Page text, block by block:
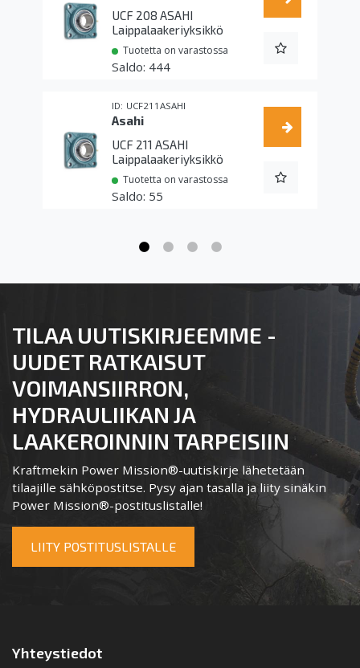
UCF 208 ASAHI
Laippalaakeriyksikkö
Tuotetta on varastossa
444
UCF211ASAHI
Asahi
UCF 211 ASAHI
Laippalaakeriyksikkö
Tuotetta on varastossa
55
TILAA UUTISKIRJEEMME -
UUDET RATKAISUT
VOIMANSIIRRON,
HYDRAULIIKAN JA
LAAKEROINNIN TARPEISIIN
Kraftmekin Power Mission®-uutiskirje lähetetään
tilaajille sähköpostitse. Pysy ajan tasalla ja liity sinäkin
Power Mission®-postituslistalle!
LIITY POSTITUSLISTALLE
Yhteystiedot